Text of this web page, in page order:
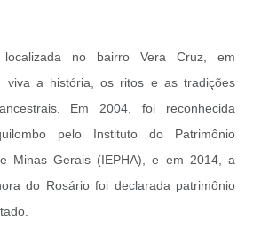
no bairro Vera Cruz, em
viva a história, os ritos e as tradições
Em 2004, foi reconhecida
pelo Instituto do Patrimônio
Minas Gerais (IEPHA), e em 2014, a
do Rosário foi declarada patrimônio